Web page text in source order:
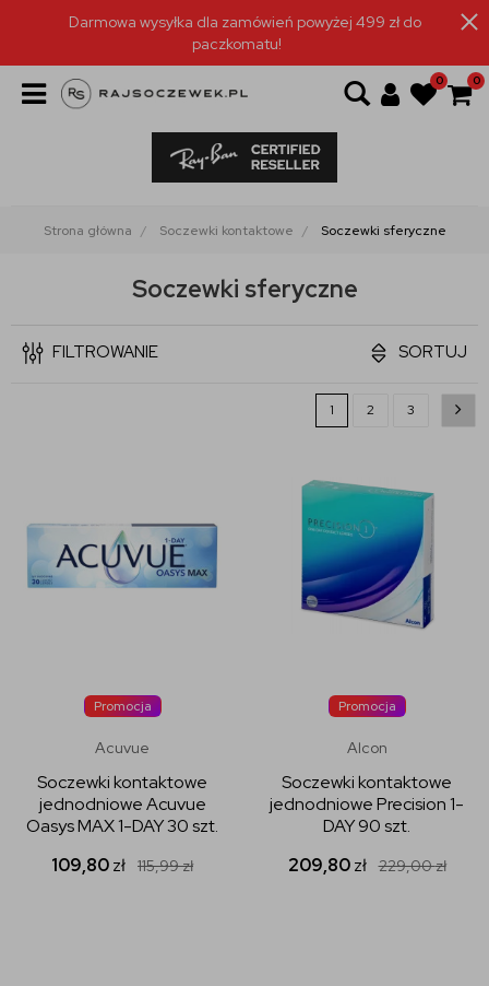
Darmowa wysyłka dla zamówień powyżej 499 zł do
paczkomatu!
0 0
Strona główna Soczewki kontaktowe Soczewki sferyczne
Soczewki sferyczne
FILTROWANIE SORTUJ
1 2 3
Promocja
Acuvue
Soczewki kontaktowe
jednodniowe Acuvue
Oasys MAX 1-DAY 30 szt.
109,80zł 115,99zł
Promocja
Alcon
Soczewki kontaktowe
jednodniowe Precision 1-
DAY 90 szt.
209,80zł 229,00zł